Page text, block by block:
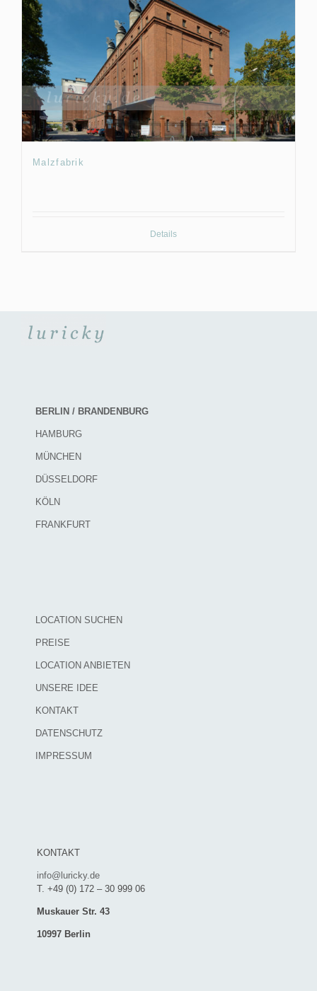
Malzfabrik
Details
BERLIN / BRANDENBURG
HAMBURG
MÜNCHEN
DÜSSELDORF
KÖLN
FRANKFURT
LOCATION SUCHEN
PREISE
LOCATION ANBIETEN
UNSERE IDEE
KONTAKT
DATENSCHUTZ
IMPRESSUM
KONTAKT
info@luricky.de
T. +49 (0) 172 – 30 999 06
Muskauer Str. 43
10997 Berlin